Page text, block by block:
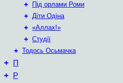
+
Під орлами Роми
+ Діти Одіна
+ «Аллах!»
+ Студії
+ Тодось Осьмачка
+ П
+ Р